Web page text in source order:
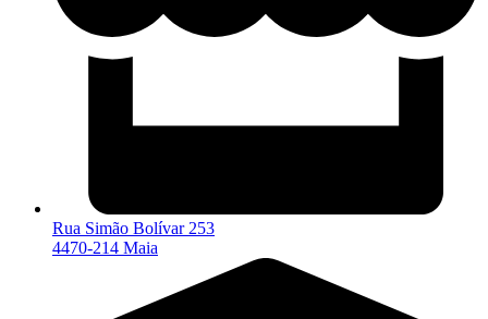
Rua Simão Bolívar 253
4470-214 Maia